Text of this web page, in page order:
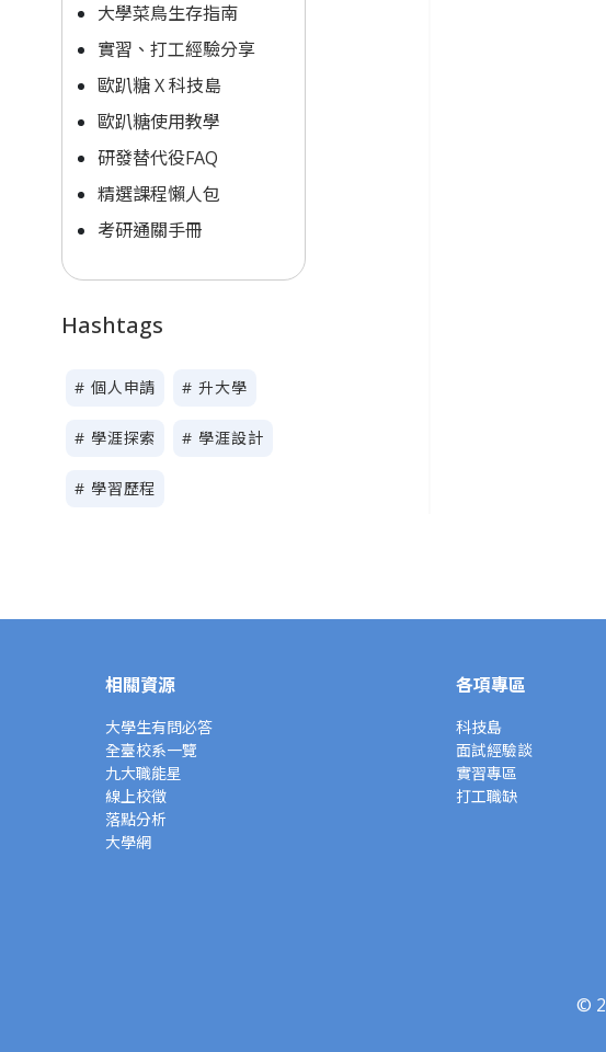
大學菜鳥生存指南
實習、打工經驗分享
歐趴糖 X 科技島
歐趴糖使用教學
研發替代役FAQ
精選課程懶人包
考研通關手冊
Hashtags
# 個人申請 # 升大學
# 學涯探索 # 學涯設計
# 學習歷程
相關資源
大學生有問必答
全臺校系一覽
九大職能星
線上校徵
落點分析
大學網
各項專區
科技島
面試經驗談
實習專區
打工職缺
©